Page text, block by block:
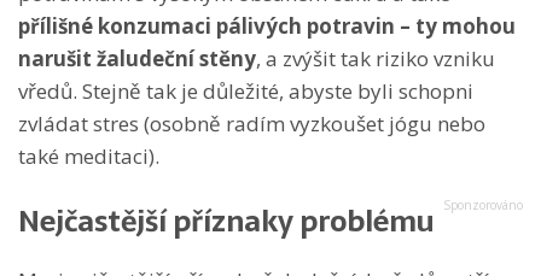
přílišné konzumaci pálivých potravin – ty mohou
narušit žaludeční stěny, a zvýšit tak riziko vzniku
vředů. Stejně tak je důležité, abyste byli schopni
zvládat stres (osobně radím vyzkoušet jógu nebo
také meditaci).
Nejčastější příznaky problému